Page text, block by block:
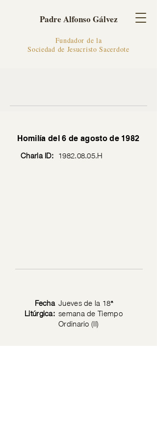
Padre Alfonso Gálvez
Fundador de la
Sociedad de Jesucristo Sacerdote
Homilía del 6 de agosto de 1982
Charla ID: 1982.08.05.H
Fecha
Litúrgica:
Jueves de la 18ª
semana de Tiempo
Ordinario (II)